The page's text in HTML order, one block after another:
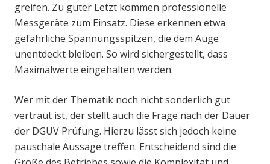
greifen. Zu guter Letzt kommen professionelle
Messgeräte zum Einsatz. Diese erkennen etwa
gefährliche Spannungsspitzen, die dem Auge
unentdeckt bleiben. So wird sichergestellt, dass
Maximalwerte eingehalten werden.
Wer mit der Thematik noch nicht sonderlich gut
vertraut ist, der stellt auch die Frage nach der Dauer
der DGUV Prüfung. Hierzu lässt sich jedoch keine
pauschale Aussage treffen. Entscheidend sind die